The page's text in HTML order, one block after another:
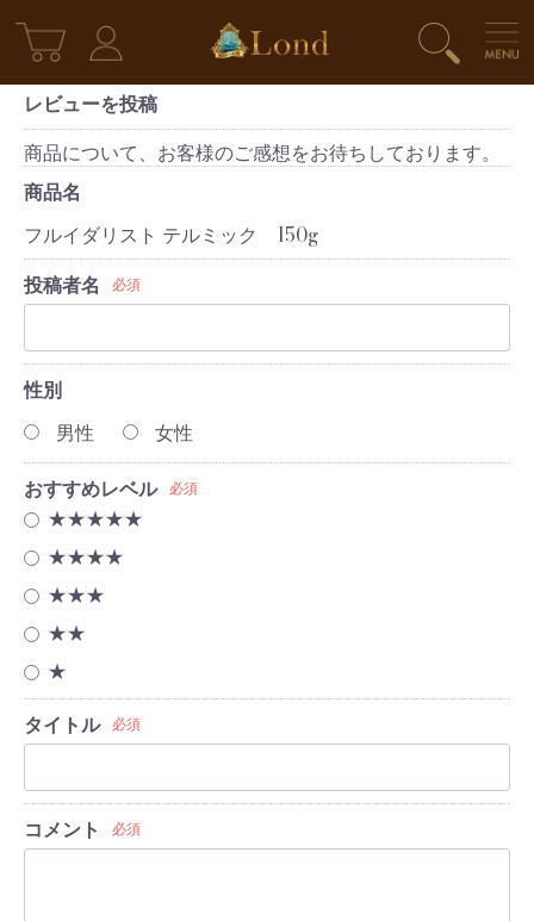
レビューを投稿
商品について、お客様のご感想をお待ちしております。
商品名
フルイダリスト テルミック 150g
投稿者名
必須
性別
男性
女性
おすすめレベル 必須
★★★★★
★★★★
★★★
★★
★
タイトル 必須
コメント 必須